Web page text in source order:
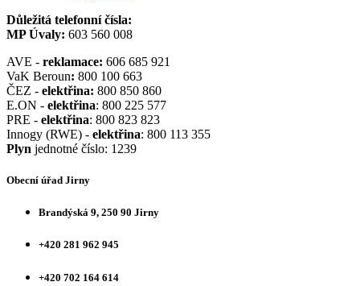
Důležitá telefonní čísla:
MP Úvaly: 603 560 008
AVE - reklamace: 606 685 921
VaK Beroun: 800 100 663
ČEZ - elektřina: 800 850 860
E.ON - elektřina: 800 225 577
PRE - elektřina: 800 823 823
Innogy (RWE) - elektřina: 800 113 355
Plyn jednotné číslo: 1239
Obecní úřad Jirny
Brandýská 9, 250 90 Jirny
+420 281 962 945
+420 702 164 614